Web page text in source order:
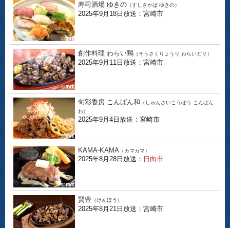
寿司酒場 ゆきの （すしさかば ゆきの）
2025年9月18日放送：宮崎市
創作料理 わらい鶏 （そうさくりょうり わらいどり）
2025年9月11日放送：宮崎市
旬彩香房 こんばん和 （しゅんさいこうぼう こんばん
わ）
2025年9月4日放送：宮崎市
KAMA-KAMA （カマカマ）
2025年8月28日放送： 日向市
賢豊 （けんほう）
2025年8月21日放送：宮崎市